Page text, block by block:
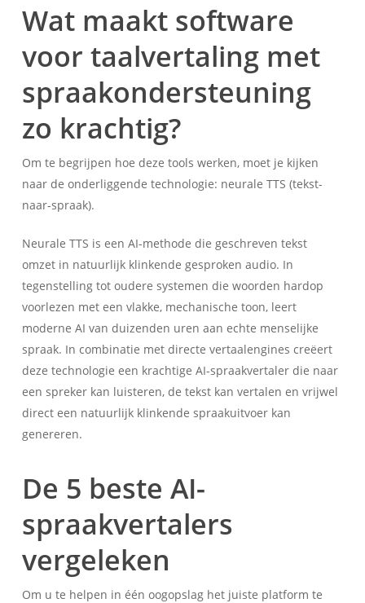
Wat maakt software
voor taalvertaling met
spraakondersteuning
zo krachtig?
Om te begrijpen hoe deze tools werken, moet je kijken
naar de onderliggende technologie: neurale TTS (tekst-
naar-spraak).
Neurale TTS is een AI-methode die geschreven tekst
omzet in natuurlijk klinkende gesproken audio. In
tegenstelling tot oudere systemen die woorden hardop
voorlezen met een vlakke, mechanische toon, leert
moderne AI van duizenden uren aan echte menselijke
spraak. In combinatie met directe vertaalengines creëert
deze technologie een krachtige AI-spraakvertaler die naar
een spreker kan luisteren, de tekst kan vertalen en vrijwel
direct een natuurlijk klinkende spraakuitvoer kan
genereren.
De 5 beste AI-
spraakvertalers
vergeleken
Om u te helpen in één oogopslag het juiste platform te